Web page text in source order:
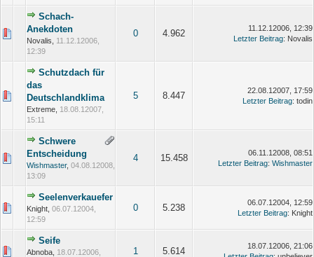
Schach-
Anekdoten
Novalis, 11.12.12006,
12:39
0 4.962
11.12.12006, 12:39
Letzter Beitrag: Novalis
Schutzdach für
das
Deutschlandklima
Extreme, 18.08.12007,
15:11
5 8.447
22.08.12007, 17:59
Letzter Beitrag: todin
Schwere
Entscheidung
Wishmaster, 04.08.12008,
13:09
4 15.458
06.11.12008, 08:51
Letzter Beitrag: Wishmaster
Seelenverkauefer
Knight, 06.07.12004,
12:59
0 5.238
06.07.12004, 12:59
Letzter Beitrag: Knight
Seife
Abnoba, 18.07.12006,
1 5.614
18.07.12006, 21:06